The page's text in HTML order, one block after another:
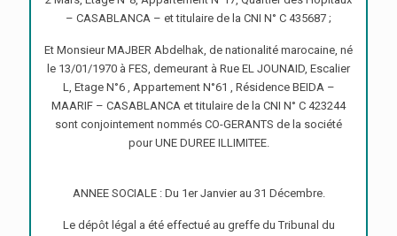
– CASABLANCA – et titulaire de la CNI N° C 435687 ;
Et Monsieur MAJBER Abdelhak, de nationalité marocaine, né
le 13/01/1970 à FES, demeurant à Rue EL JOUNAID, Escalier
L, Etage N°6 , Appartement N°61 , Résidence BEIDA –
MAARIF – CASABLANCA et titulaire de la CNI N° C 423244
sont conjointement nommés CO-GERANTS de la société
pour UNE DUREE ILLIMITEE.
ANNEE SOCIALE : Du 1er Janvier au 31 Décembre.
Le dépôt légal a été effectué au greffe du Tribunal du